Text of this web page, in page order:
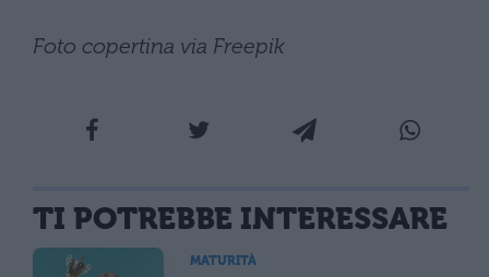
Foto copertina via Freepik
TI POTREBBE INTERESSARE
MATURITÀ